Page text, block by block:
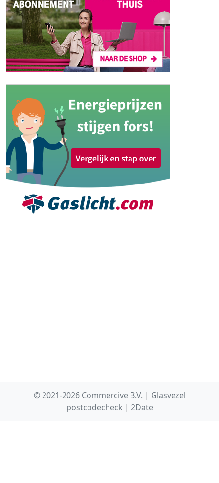
© 2021-2026 Commercive B.V. | Glasvezel
postcodecheck | 2Date